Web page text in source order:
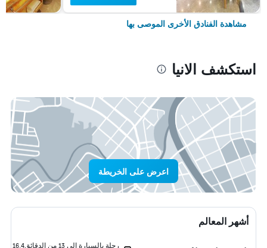
مشاهدة الفنادق الأخرى الموصى بها
استكشف الانيا
اعرض على الخريطة
أشهر المعالم
رحلة بالسيارة إلى 13 من الدقائق
16.4